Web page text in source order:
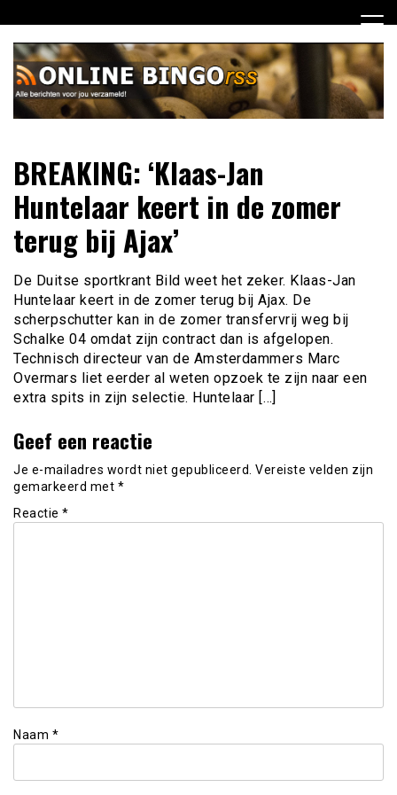
naar
inhoud
Online Bingo RSS
verzameld
BREAKING: ‘Klaas-Jan
Huntelaar keert in de zomer
terug bij Ajax’
De Duitse sportkrant Bild weet het zeker. Klaas-Jan
Huntelaar keert in de zomer terug bij Ajax. De
scherpschutter kan in de zomer transfervrij weg bij
Schalke 04 omdat zijn contract dan is afgelopen.
Technisch directeur van de Amsterdammers Marc
Overmars liet eerder al weten opzoek te zijn naar een
extra spits in zijn selectie. Huntelaar […]
Geef een reactie
Je e-mailadres wordt niet gepubliceerd. Vereiste velden zijn
gemarkeerd met *
Reactie *
Naam *